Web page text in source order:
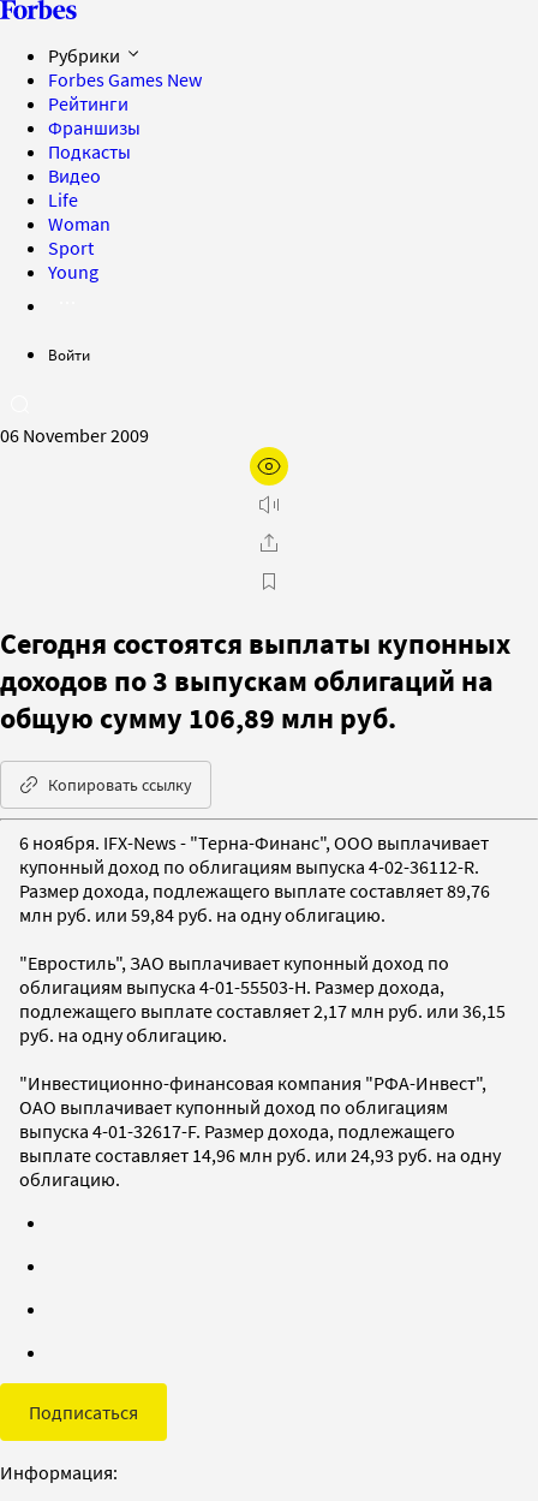
Рубрики
Forbes Games New
Рейтинги
Франшизы
Подкасты
Видео
Life
Woman
Sport
Young
Войти
06 November 2009
Сегодня состоятся выплаты купонных
доходов по 3 выпускам облигаций на
общую сумму 106,89 млн руб.
Копировать ссылку
6 ноября. IFX-News - "Терна-Финанс", ООО выплачивает
купонный доход по облигациям выпуска 4-02-36112-R.
Размер дохода, подлежащего выплате составляет 89,76
млн руб. или 59,84 руб. на одну облигацию.
"Евростиль", ЗАО выплачивает купонный доход по
облигациям выпуска 4-01-55503-H. Размер дохода,
подлежащего выплате составляет 2,17 млн руб. или 36,15
руб. на одну облигацию.
"Инвестиционно-финансовая компания "РФА-Инвест",
ОАО выплачивает купонный доход по облигациям
выпуска 4-01-32617-F. Размер дохода, подлежащего
выплате составляет 14,96 млн руб. или 24,93 руб. на одну
облигацию.
Подписаться
Информация: